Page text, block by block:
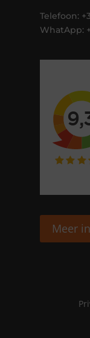
Telefoon:
WhatApp:
Meer